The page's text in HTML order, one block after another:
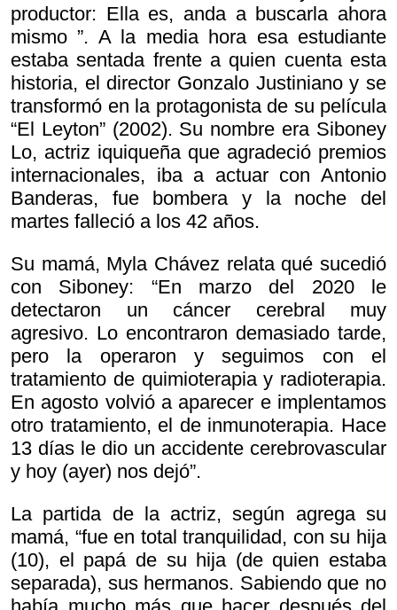
productor: Ella es, anda a buscarla ahora
mismo ”. A la media hora esa estudiante
estaba sentada frente a quien cuenta esta
historia, el director Gonzalo Justiniano y se
transformó en la protagonista de su película
“El Leyton” (2002). Su nombre era Siboney
Lo, actriz iquiqueña que agradeció premios
internacionales, iba a actuar con Antonio
Banderas, fue bombera y la noche del
martes falleció a los 42 años.
Su mamá, Myla Chávez relata qué sucedió
con Siboney: “En marzo del 2020 le
detectaron un cáncer cerebral muy
agresivo. Lo encontraron demasiado tarde,
pero la operaron y seguimos con el
tratamiento de quimioterapia y radioterapia.
En agosto volvió a aparecer e implentamos
otro tratamiento, el de inmunoterapia. Hace
13 días le dio un accidente cerebrovascular
y hoy (ayer) nos dejó”.
La partida de la actriz, según agrega su
mamá, “fue en total tranquilidad, con su hija
(10), el papá de su hija (de quien estaba
separada), sus hermanos. Sabiendo que no